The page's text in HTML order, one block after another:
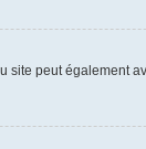
peut également